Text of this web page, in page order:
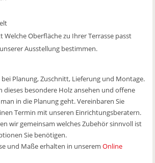
Welche Oberfläche zu Ihrer Terrasse passt
Ausstellung bestimmen.
Planung, Zuschnitt, Lieferung und Montage.
dieses besondere Holz ansehen und offene
in die Planung geht. Vereinbaren Sie
Termin mit unseren Einrichtungsberatern.
wir gemeinsam welches Zubehör sinnvoll ist
Sie benötigen.
und Maße erhalten in unserem Online